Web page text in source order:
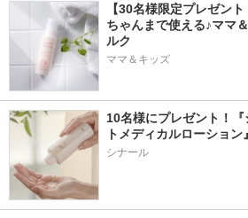
【30名様限定プレゼン
ちゃんまで使える♪ママ
ルク
ママ＆キッズ
10名様にプレゼント！
トメディカルローション』
シナール